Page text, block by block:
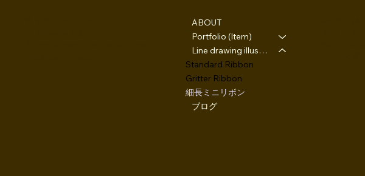
ABOUT
Portfolio (Item)
Line drawing illustration
Standard Ribbon
Gritter Ribbon
細長ミニリボン
ブログ